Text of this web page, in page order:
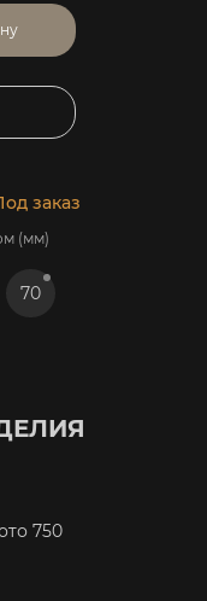
заказ
(мм)
70
750